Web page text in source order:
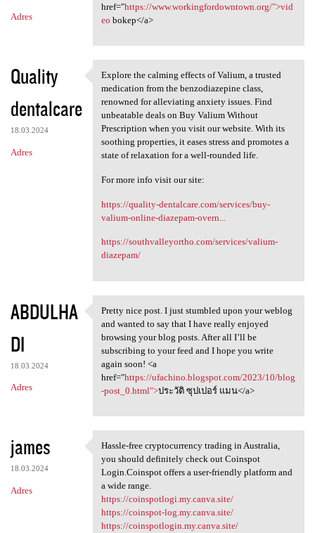
Adres
href="https://www.workingfordowntown.org/">vid
eo bokep</a>
Quality
dentalcare
18.03.2024
Adres
Explore the calming effects
Explore the calming effects of Valium, a trusted
medication from the benzodiazepine class,
renowned for alleviating anxiety issues. Find
unbeatable deals on Buy Valium Without
Prescription when you visit our website. With its
soothing properties, it eases stress and promotes a
state of relaxation for a well-rounded life.
For more info visit our site:
https://quality-dentalcare.com/services/buy-
valium-online-diazepam-overn...
https://southvalleyortho.com/services/valium-
diazepam/
ABDULHA
DI
18.03.2024
Adres
Pretty nice post. I just
Pretty nice post. I just stumbled upon your weblog
and wanted to say that I have really enjoyed
browsing your blog posts. After all I’ll be
subscribing to your feed and I hope you write
again soon! <a
href="https://ufachino.blogspot.com/2023/10/blog
-post_0.html">ประวัติ ซุปเปอร์ แมน</a>
james
18.03.2024
Adres
Hassle-free cryptocurrency
Hassle-free cryptocurrency trading in Australia,
you should definitely check out Coinspot
Login.Coinspot offers a user-friendly platform and
a wide range.
https://coinspotlogi.my.canva.site/
https://coinspot-log.my.canva.site/
https://coinspotlogin.my.canva.site/